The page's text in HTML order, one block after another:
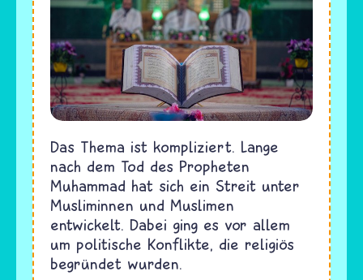
Das Thema ist kompliziert. Lange
nach dem Tod des Propheten
Muhammad hat sich ein Streit unter
Musliminnen und Muslimen
entwickelt. Dabei ging es vor allem
um politische Konflikte, die religiös
begründet wurden.